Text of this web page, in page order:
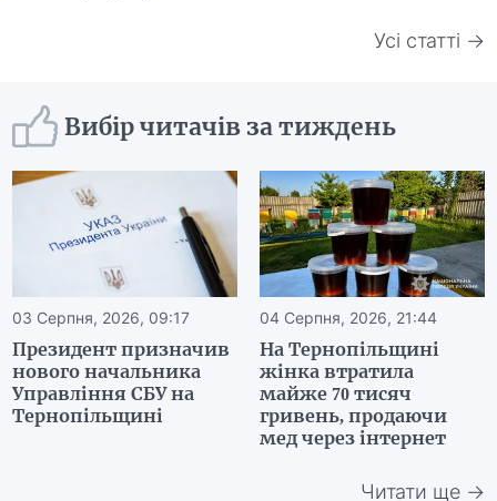
Усі статті →
Вибір читачів за тиждень
03 Серпня, 2026, 09:17
Президент призначив
нового начальника
Управління СБУ на
Тернопільщині
04 Серпня, 2026, 21:44
На Тернопільщині
жінка втратила
майже 70 тисяч
гривень, продаючи
мед через інтернет
Читати ще →